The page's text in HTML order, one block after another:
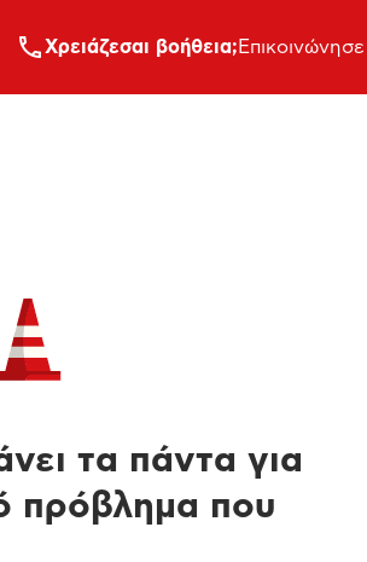
Xρειάζεσαι βοήθεια;
τα πάντα για
πρόβλημα που